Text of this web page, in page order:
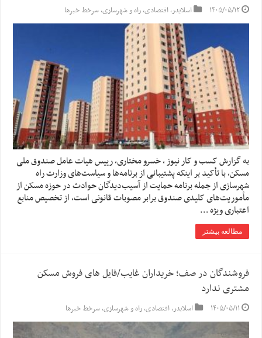
۱۴۰۵/۰۵/۱۲ اسلایدر,اقتصادی,راه و شهرسازی,سرخط خبرها
به گزارش کسب و کار نیوز ، خسرو مختاری، رییس هیات عامل صندوق ملی
مسکن، با تأکید بر اینکه پشتیبانی از برنامه‌ها و سیاست‌های وزارت راه
شهرسازی از جمله برنامه حمایت از آسیب‌دیدگان حوادث در حوزه مسکن از
مأموریت‌های کلیدی صندوق برابر مصوبات قانونی است، از تخصیص منابع
اعتباری ویژه …
مطالعه بیشتر
فروشندگان در صف؛ خریداران غایب/فایل های فروش مسکن
مشتری ندارد
۱۴۰۵/۰۵/۱۱ اسلایدر,اقتصادی,راه و شهرسازی,سرخط خبرها